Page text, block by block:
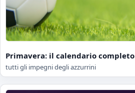
Primavera: il calendario completo
tutti gli impegni degli azzurrini